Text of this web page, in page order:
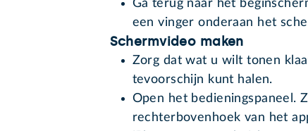
Ga terug naar het
een vinger onderaan het
Schermvideo maken
Zorg dat wat u wilt tonen
tevoorschijn kunt halen.
Open het bedieningspaneel.
rechterbovenhoek van het